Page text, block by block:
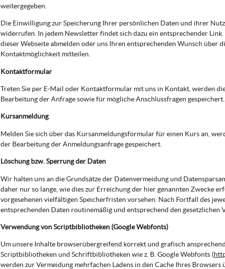
weitergegeben.
Die Einwilligung zur Speicherung Ihrer persönlichen Daten und ihrer
widerrufen. In jedem Newsletter findet sich dazu ein entsprechender
dieser Webseite abmelden oder uns Ihren entsprechenden Wunsch über
Kontaktmöglichkeit mitteilen.
Kontaktformular
Treten Sie per E-Mail oder Kontaktformular mit uns in Kontakt, werden
Bearbeitung der Anfrage sowie für mögliche Anschlussfragen gespeichert.
Kursanmeldung
Melden Sie sich über das Kursanmeldungsformular für einen Kurs an,
der Bearbeitung der Anmeldungsanfrage gespeichert.
Löschung bzw. Sperrung der Daten
Wir halten uns an die Grundsätze der Datenvermeidung und
daher nur so lange, wie dies zur Erreichung der hier genannten Zwecke
vorgesehenen vielfältigen Speicherfristen vorsehen. Nach Fortfall des
entsprechenden Daten routinemäßig und entsprechend den gesetzlichen
Verwendung von Scriptbibliotheken (Google Webfonts)
Um unsere Inhalte browserübergreifend korrekt und grafisch
Scriptbibliotheken und Schriftbibliotheken wie z. B. Google Webfonts (
werden zur Vermeidung mehrfachen Ladens in den Cache Ihres